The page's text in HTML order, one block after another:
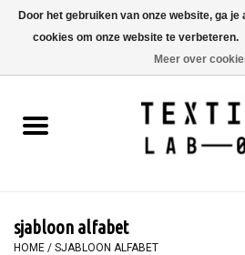
BOEKEN
SCHILDEREN
sjabloon alfabet
HOME / SJABLOON ALFABET
Door het gebruiken van onze website, ga
cookies om onze website te verbeteren.
Meer over